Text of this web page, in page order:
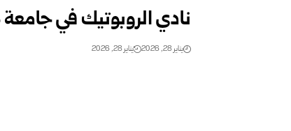
نادي الروبوتيك في
يناير 28, 2026 يناير 28, 2026